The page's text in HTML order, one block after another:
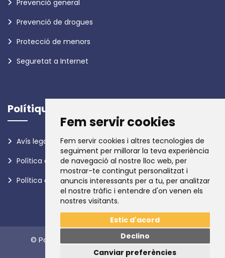
Fem servir cookies
Fem servir cookies i altres tecnologies de
seguiment per millorar la teva experiència
de navegació al nostre lloc web, per
mostrar-te contingut personalitzat i
anuncis interessants per a tu, per analitzar
el nostre tràfic i entendre d'on venen els
nostres visitants.
Estic d'acord
Declino
Canviar preferències
Prevenció general
Prevenció de drogues
Protecció de menors
Seguretat a Internet
Polítiques
Avís legal
Política de privadesa
Política de galetes
© Policia d'Andorra. Tots els drets reservats.